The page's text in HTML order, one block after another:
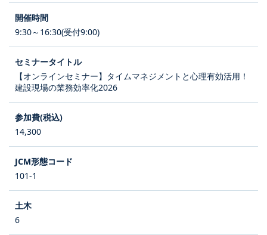
9:30～16:30(受付9:00)
【オンラインセミナー】タイムマネジメントと心理有効活用！
建設現場の業務効率化2026
14,300
101-1
6